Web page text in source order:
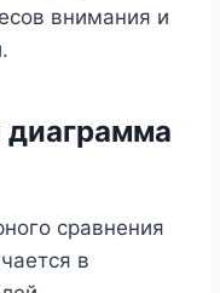
внимания и
диаграмма
сравнения
в